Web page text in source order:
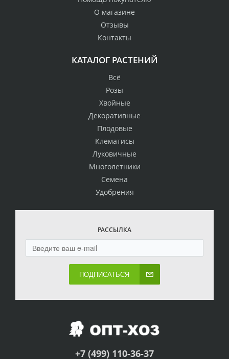
О магазине
Отзывы
Контакты
КАТАЛОГ РАСТЕНИЙ
Всё
Розы
Хвойные
Декоративные
Плодовые
Клематисы
Луковичные
Многолетники
Семена
Удобрения
РАССЫЛКА
ПОДПИСАТЬСЯ
+7 (499) 110-36-37